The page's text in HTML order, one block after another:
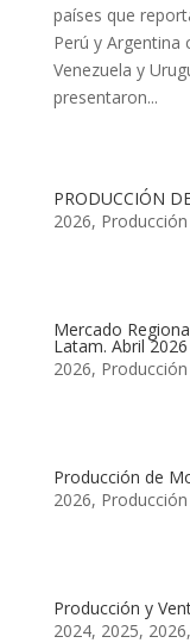
países que
Perú y Argentina
Venezuela y
presentaron...
PRODUCCIÓN
2026, Producción
Mercado
Latam. Abril 2026
2026, Producción
Producción de
2026, Producción
Producción y
2024, 2025, 2026,